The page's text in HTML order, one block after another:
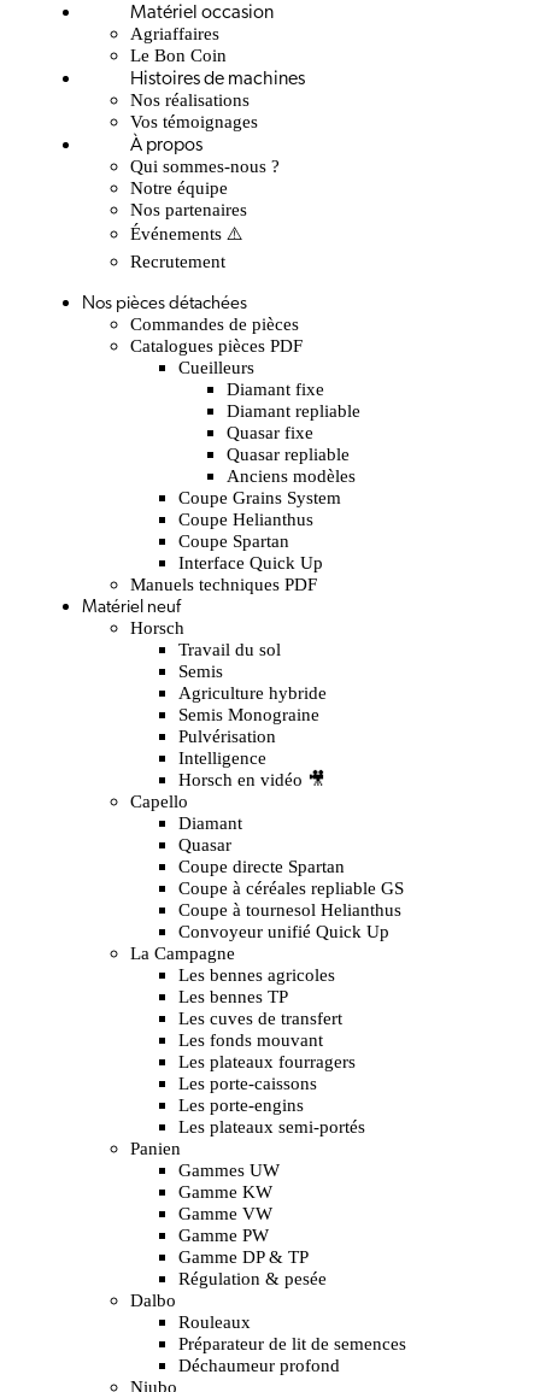
Matériel occasion
Agriaffaires
Le Bon Coin
Histoires de machines
Nos réalisations
Vos témoignages
À propos
Qui sommes-nous ?
Notre équipe
Nos partenaires
Événements ⚠️
Recrutement
Nos pièces détachées
Commandes de pièces
Catalogues pièces PDF
Cueilleurs
Diamant fixe
Diamant repliable
Quasar fixe
Quasar repliable
Anciens modèles
Coupe Grains System
Coupe Helianthus
Coupe Spartan
Interface Quick Up
Manuels techniques PDF
Matériel neuf
Horsch
Travail du sol
Semis
Agriculture hybride
Semis Monograine
Pulvérisation
Intelligence
Horsch en vidéo 🎥
Capello
Diamant
Quasar
Coupe directe Spartan
Coupe à céréales repliable GS
Coupe à tournesol Helianthus
Convoyeur unifié Quick Up
La Campagne
Les bennes agricoles
Les bennes TP
Les cuves de transfert
Les fonds mouvant
Les plateaux fourragers
Les porte-caissons
Les porte-engins
Les plateaux semi-portés
Panien
Gammes UW
Gamme KW
Gamme VW
Gamme PW
Gamme DP & TP
Régulation & pesée
Dalbo
Rouleaux
Préparateur de lit de semences
Déchaumeur profond
Niubo